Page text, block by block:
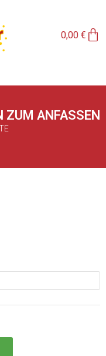
0,00 €
ZUM ANFASSEN